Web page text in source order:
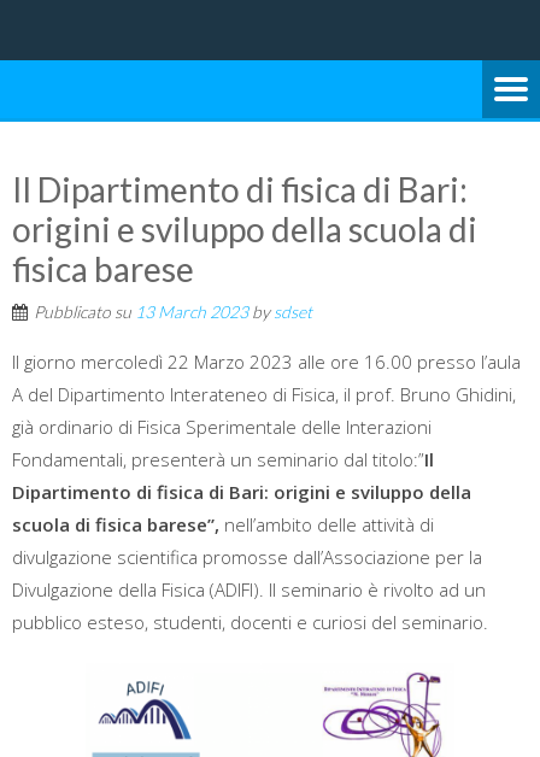
SCUOLA DI SCIENZE E
Il Dipartimento di fisica di Bari:
origini e sviluppo della scuola di
fisica barese
Pubblicato su 13 March 2023by sdset
Il giorno mercoledì 22 Marzo 2023 alle ore 16.00 presso l’aula
A del Dipartimento Interateneo di Fisica, il prof. Bruno Ghidini,
già ordinario di Fisica Sperimentale delle Interazioni
Fondamentali, presenterà un seminario dal titolo:”Il
Dipartimento di fisica di Bari: origini e sviluppo della
scuola di fisica barese”, nell’ambito delle attività di
divulgazione scientifica promosse dall’Associazione per la
Divulgazione della Fisica (ADIFI). Il seminario è rivolto ad un
pubblico esteso, studenti, docenti e curiosi del seminario.